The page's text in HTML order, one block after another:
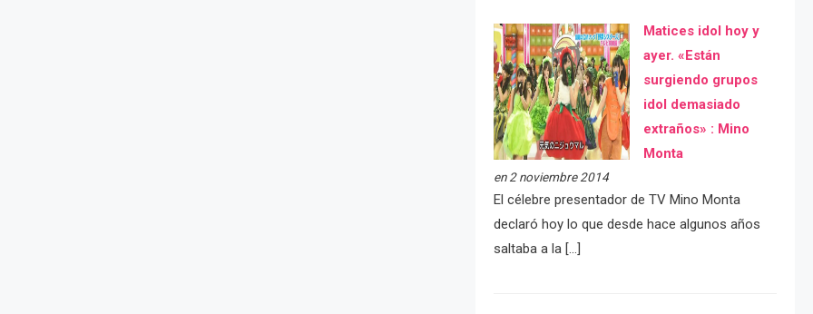
Matices idol hoy y
ayer. «Están
surgiendo grupos
idol demasiado
extraños» : Mino
Monta
en 2 noviembre 2014
El célebre presentador de TV Mino Monta
declaró hoy lo que desde hace algunos años
saltaba a la […]